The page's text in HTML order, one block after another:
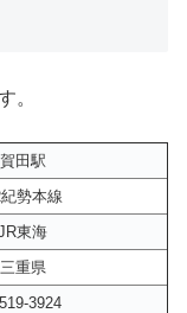
。
賀田駅
勢本線
東海
三重県
3924